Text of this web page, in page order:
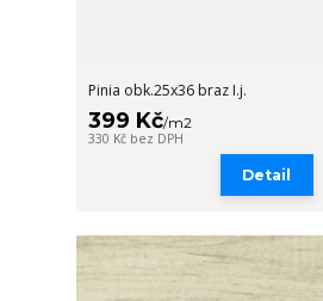
Pinia obk.25x36 braz I.j.
399 Kč/m2
330 Kč bez DPH
Detail